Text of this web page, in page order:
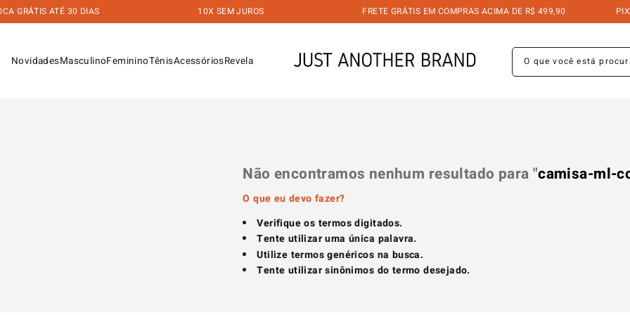
GRÁTIS ATÉ 30 DIAS 10X SEM JUROS FRETE GRÁTIS EM COMPRAS ACIMA DE R$ 499,90 PIX
NovidadesMasculinoFemininoTênisAcessóriosRevela
O que você está
Não encontramos nenhum resultado para "camisa-ml-
O que eu devo fazer?
Verifique os termos digitados.
Tente utilizar uma única palavra.
Utilize termos genéricos na busca.
Tente utilizar sinônimos do termo desejado.